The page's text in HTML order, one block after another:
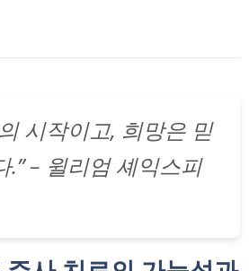
시작이고, 희망은 믿
.” – 윌리엄 셰익스피